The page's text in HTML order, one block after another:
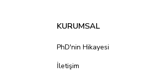
KURUMSAL
PhD'nin Hikayesi
İletişim